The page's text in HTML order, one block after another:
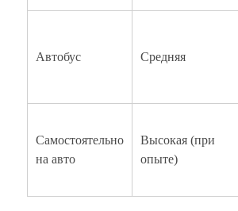
Автобус Средняя
Самостоятельно
на авто
Высокая (при
опыте)